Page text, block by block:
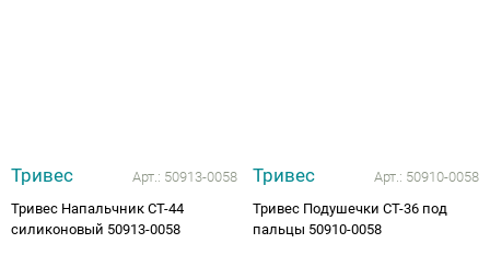
Тривес Арт.: 50913-0058
Тривес Напальчник СТ-44
силиконовый 50913-0058
Тривес Арт.: 50910-0058
Тривес Подушечки СТ-36 под
пальцы 50910-0058